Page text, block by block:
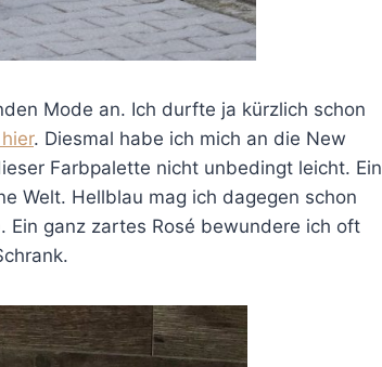
Mode an. Ich durfte ja kürzlich schon
hier. Diesmal habe ich mich an die New
Farbpalette nicht unbedingt leicht. Ein
Welt. Hellblau mag ich dagegen schon
ganz zartes Rosé bewundere ich oft